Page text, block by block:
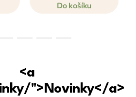
Do košíku
<a
">Novinky</a>